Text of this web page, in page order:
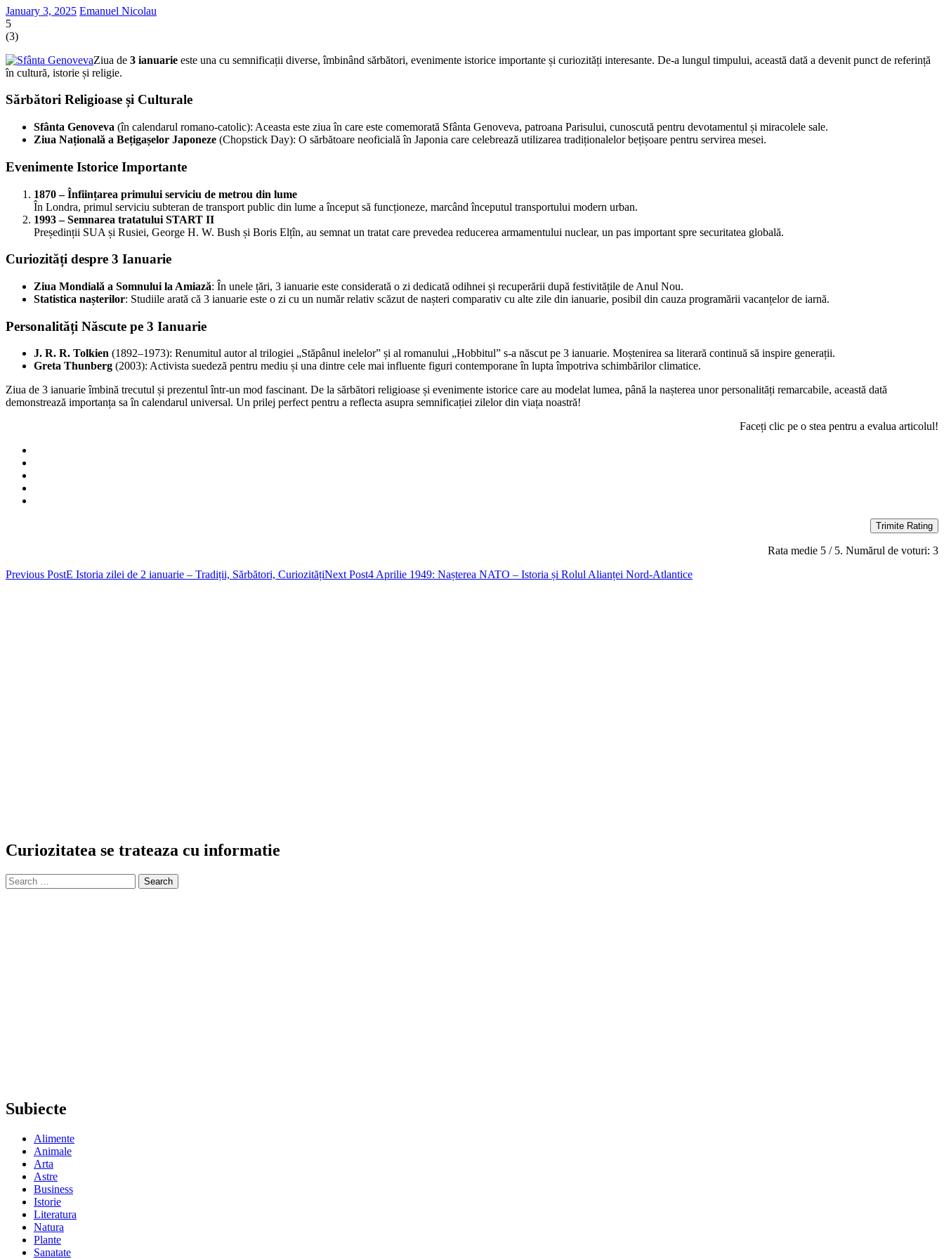
January 3, 2025 Emanuel Nicolau
5
(3)
Ziua de 3 ianuarie este una cu semnificații diverse, îmbinând sărbători, evenimente istorice importante și curiozități interesante. De-a lungul timpului, această dată a devenit punct de referință
în cultură, istorie și religie.
Sărbători Religioase și Culturale
Sfânta Genoveva (în calendarul romano-catolic): Aceasta este ziua în care este comemorată Sfânta Genoveva, patroana Parisului, cunoscută pentru devotamentul și miracolele sale.
Ziua Națională a Bețigașelor Japoneze (Chopstick Day): O sărbătoare neoficială în Japonia care celebrează utilizarea tradiționalelor bețișoare pentru servirea mesei.
Evenimente Istorice Importante
1870 – Înființarea primului serviciu de metrou din lume
În Londra, primul serviciu subteran de transport public din lume a început să funcționeze, marcând începutul transportului modern urban.
1993 – Semnarea tratatului START II
Președinții SUA și Rusiei, George H. W. Bush și Boris Elțîn, au semnat un tratat care prevedea reducerea armamentului nuclear, un pas important spre securitatea globală.
Curiozități despre 3 Ianuarie
Ziua Mondială a Somnului la Amiază: În unele țări, 3 ianuarie este considerată o zi dedicată odihnei și recuperării după festivitățile de Anul Nou.
Statistica nașterilor: Studiile arată că 3 ianuarie este o zi cu un număr relativ scăzut de nașteri comparativ cu alte zile din ianuarie, posibil din cauza programării vacanțelor de iarnă.
Personalități Născute pe 3 Ianuarie
J. R. R. Tolkien (1892–1973): Renumitul autor al trilogiei „Stăpânul inelelor” și al romanului „Hobbitul” s-a născut pe 3 ianuarie. Moștenirea sa literară continuă să inspire generații.
Greta Thunberg (2003): Activista suedeză pentru mediu și una dintre cele mai influente figuri contemporane în lupta împotriva schimbărilor climatice.
Ziua de 3 ianuarie îmbină trecutul și prezentul într-un mod fascinant. De la sărbători religioase și evenimente istorice care au modelat lumea, până la nașterea unor personalități remarcabile, această dată
demonstrează importanța sa în calendarul universal. Un prilej perfect pentru a reflecta asupra semnificației zilelor din viața noastră!
Faceți clic pe o stea pentru a evalua articolul!
Trimite Rating
Rata medie 5 / 5. Numărul de voturi: 3
Post
Previous PostE Istoria zilei de 2 ianuarie – Tradiții, Sărbători, CuriozitățiNext Post4 Aprilie 1949: Nașterea NATO – Istoria și Rolul Alianței Nord-Atlantice
Curiozitatea se trateaza cu informatie
Search
for:
Subiecte
Alimente
Animale
Arta
Astre
Business
Istorie
Literatura
Natura
Plante
Sanatate